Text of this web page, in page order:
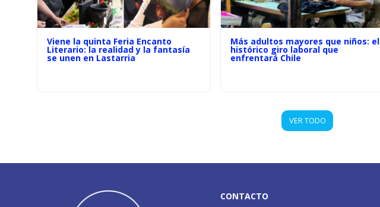
Viene la quinta Feria Encanto
Literario: la realidad y la fantasía
se unen en Lastarria
Más adultos mayores que niños: el
histórico giro laboral que
enfrentará Chile
VER TODO
CONTACTO